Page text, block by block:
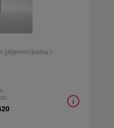
(jäljennin/juotos )